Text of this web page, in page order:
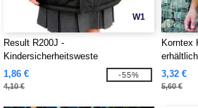
W1
Result R200J -
Kindersicherheitsweste
1,86 €
4,10 €
-55%
Korntex
3,32 €
5,60 €